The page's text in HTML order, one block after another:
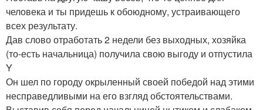
человека и ты придешь к обоюдному, устраивающего
всех результату.
Дав слово отработать 2 недели без выходных, хозяйка
(то-есть начальница) получила свою выгоду и отпустила
Y
Он шел по городу окрыленный своей победой над этими
несправедливыми на его взгляд обстоятельствами.